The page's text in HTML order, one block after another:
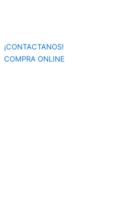
¡CONTACTANOS!
COMPRA ONLINE